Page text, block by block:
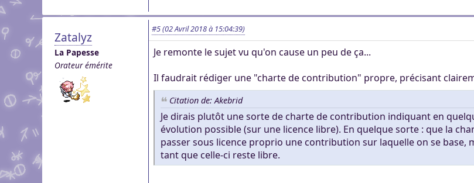
Zatalyz
La Papesse
Orateur émérite
#5(02 Avril 2018 à 15:04:39)
Je remonte le sujet vu qu'on cause un peu de ça...
Il faudrait rédiger une "charte de contribution" propre, précisant
Citation de: Akebrid
Je dirais plutôt une sorte de charte de contribution indiquant en
évolution possible (sur une licence libre). En quelque sorte : que la
passer sous licence proprio une contribution sur laquelle on se
tant que celle-ci reste libre.